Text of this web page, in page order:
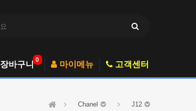
0
장바구니 마이메뉴 고객센터
Chanel J12